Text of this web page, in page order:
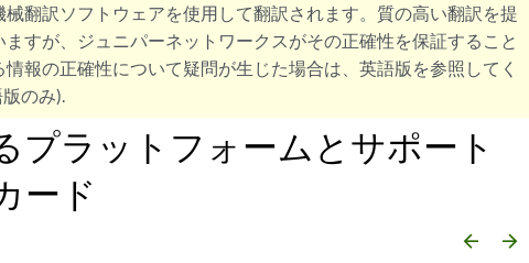
翻訳ソフトウェアを使用して翻訳されます。質の高い翻訳を提
すが、ジュニパーネットワークスがその正確性を保証すること
報の正確性について疑問が生じた場合は、英語版を参照してく
のみ).
プラットフォームとサポート
ード
arrow_backward arrow_forward